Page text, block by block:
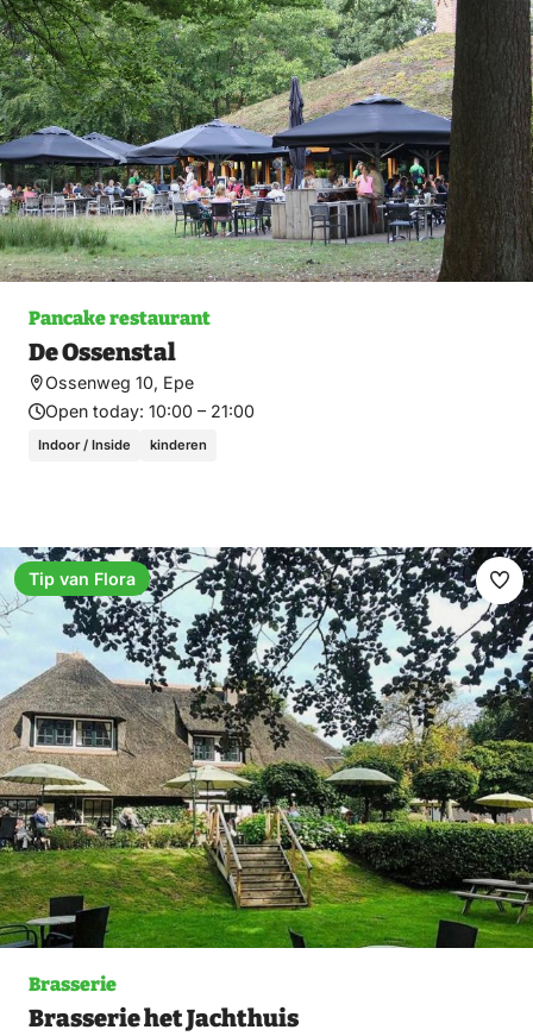
Pancake restaurant
De Ossenstal
Ossenweg 10, Epe
Open today: 10:00 – 21:00
Indoor / Inside kinderen
Brasserie
Brasserie het Jachthuis
Tip van Flora